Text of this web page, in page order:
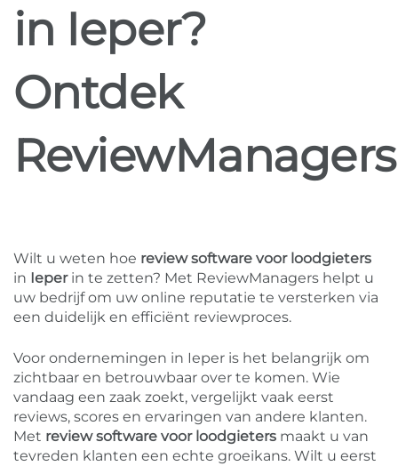
in Ieper?
Ontdek
ReviewManagers
Wilt u weten hoe review software voor loodgieters
in Ieperin te zetten? Met ReviewManagers helpt u
uw bedrijf om uw online reputatie te versterken via
een duidelijk en efficiënt reviewproces.
Voor ondernemingen in Ieper is het belangrijk om
zichtbaar en betrouwbaar over te komen. Wie
vandaag een zaak zoekt, vergelijkt vaak eerst
reviews, scores en ervaringen van andere klanten.
Met review software voor loodgieters maakt u van
tevreden klanten een echte groeikans. Wilt u eerst